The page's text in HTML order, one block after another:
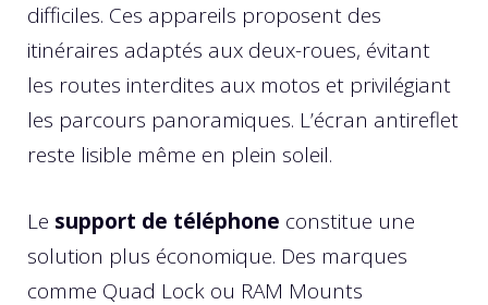
difficiles. Ces appareils proposent des
itinéraires adaptés aux deux-roues, évitant
les routes interdites aux motos et privilégiant
les parcours panoramiques. L’écran antireflet
reste lisible même en plein soleil.
Le support de téléphone constitue une
solution plus économique. Des marques
comme Quad Lock ou RAM Mounts